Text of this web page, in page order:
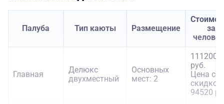
Палуба Тип каюты Размещение
за
Главная
Делюкс
двухместный
Основных
мест: 2
111200
руб.
Цена со
скидкой:
94520